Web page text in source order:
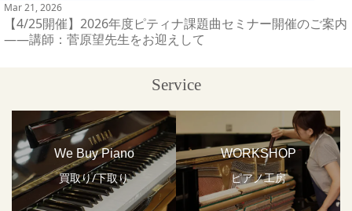
Mar 21, 2026
【4/25開催】2026年度ピティナ課題曲セミナー開催のご案内
――講師：菅原望先生をお迎えして
Service
We Buy Piano
買取り/下取り
WORKSHOP
ピアノ工房